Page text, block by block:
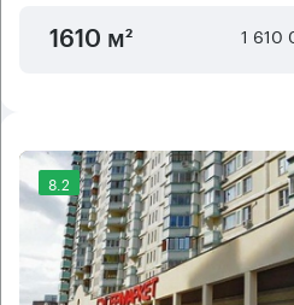
1610 м² 1 610
8.2